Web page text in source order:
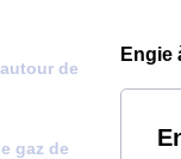
de
gaz de
Engie